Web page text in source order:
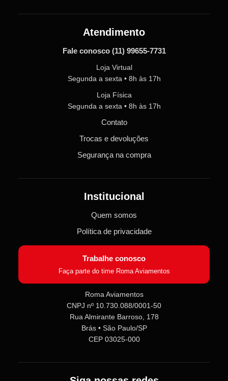
Roma Aviamentos
Online agora
Atendimento
Fale conosco (11) 99655-7731
Loja Virtual
Segunda a sexta • 8h às 17h
Loja Física
Segunda a sexta • 8h às 17h
Contato
Trocas e devoluções
Segurança na compra
Institucional
Quem somos
Política de privacidade
Trabalhe conosco
Faça parte do time Roma Aviamentos
Roma Aviamentos
CNPJ nº 10.730.088/0001-50
Rua Almirante Barroso, 178
Brás • São Paulo/SP
CEP 03025-000